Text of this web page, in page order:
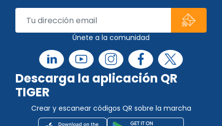
Únete a la comunidad
Descarga la aplicación QR
TIGER
Crear y escanear códigos QR sobre la marcha